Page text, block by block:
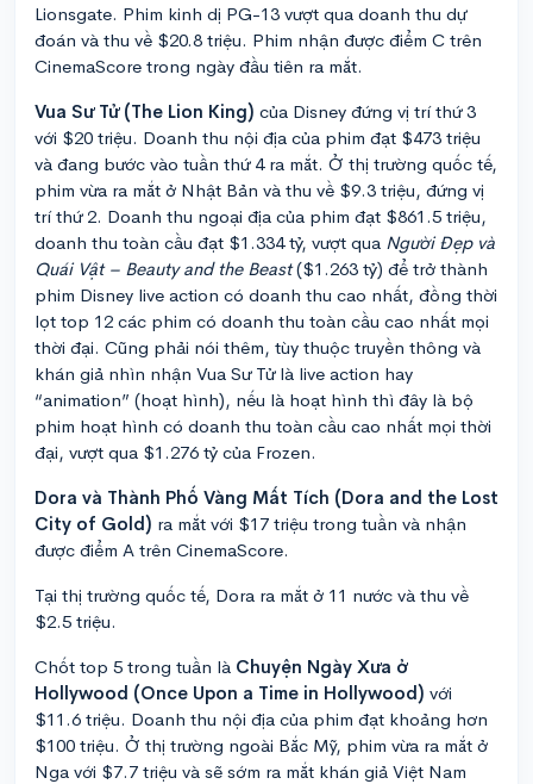
Lionsgate. Phim kinh dị PG-13 vượt qua doanh thu dự
đoán và thu về $20.8 triệu. Phim nhận được điểm C trên
CinemaScore trong ngày đầu tiên ra mắt.
Vua Sư Tử (The Lion King) của Disney đứng vị trí thứ 3
với $20 triệu. Doanh thu nội địa của phim đạt $473 triệu
và đang bước vào tuần thứ 4 ra mắt. Ở thị trường quốc tế,
phim vừa ra mắt ở Nhật Bản và thu về $9.3 triệu, đứng vị
trí thứ 2. Doanh thu ngoại địa của phim đạt $861.5 triệu,
doanh thu toàn cầu đạt $1.334 tỷ, vượt qua Người Đẹp và
Quái Vật – Beauty and the Beast($1.263 tỷ) để trở thành
phim Disney live action có doanh thu cao nhất, đồng thời
lọt top 12 các phim có doanh thu toàn cầu cao nhất mọi
thời đại. Cũng phải nói thêm, tùy thuộc truyền thông và
khán giả nhìn nhận Vua Sư Tử là live action hay
“animation” (hoạt hình), nếu là hoạt hình thì đây là bộ
phim hoạt hình có doanh thu toàn cầu cao nhất mọi thời
đại, vượt qua $1.276 tỷ của Frozen.
Dora và Thành Phố Vàng Mất Tích (Dora and the Lost
City of Gold) ra mắt với $17 triệu trong tuần và nhận
được điểm A trên CinemaScore.
Tại thị trường quốc tế, Dora ra mắt ở 11 nước và thu về
$2.5 triệu.
Chốt top 5 trong tuần là Chuyện Ngày Xưa ở
Hollywood (Once Upon a Time in Hollywood) với
$11.6 triệu. Doanh thu nội địa của phim đạt khoảng hơn
$100 triệu. Ở thị trường ngoài Bắc Mỹ, phim vừa ra mắt ở
Nga với $7.7 triệu và sẽ sớm ra mắt khán giả Việt Nam